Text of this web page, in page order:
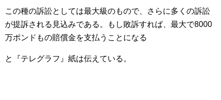
この種の訴訟としては最大級のもので、さらに多くの訴訟
が提訴される見込みである。もし敗訴すれば、最大で8000
万ポンドもの賠償金を支払うことになる
と『テレグラフ』紙は伝えている。